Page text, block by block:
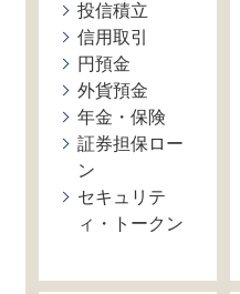
投信積立
信用取引
円預金
外貨預金
年金・保険
証券担保ロー
ン
セキュリテ
ィ・トークン